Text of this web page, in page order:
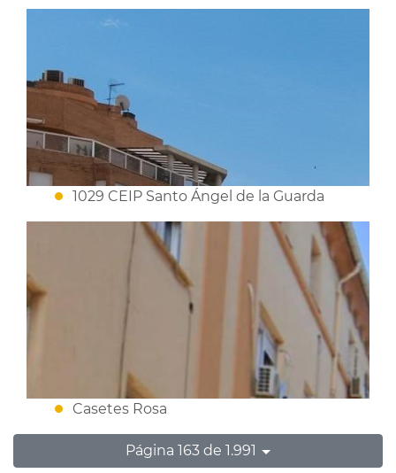
1029 CEIP Santo Ángel de la Guarda
Casetes Rosa
Página 163 de 1.991